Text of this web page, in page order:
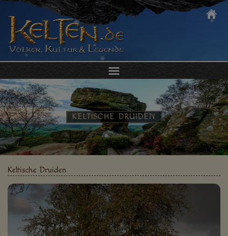
DIE KELTEN
KULTUR & ALLTAG
KELTEN ERLEBEN
KELTISCHER SCHMUCK
KELTISCHE DRUIDEN
Keltische Druiden